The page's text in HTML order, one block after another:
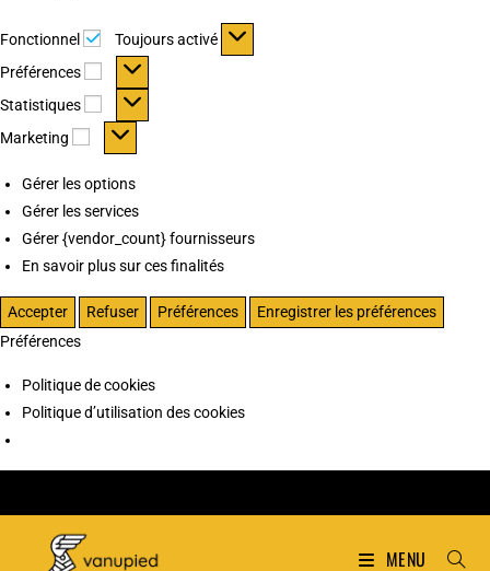
Fonctionnel Fonctionnel
Toujours activé
Préférences
Préférences
Statistiques Statistiques
Marketing Marketing
Gérer les options
Gérer les services
Gérer {vendor_count} fournisseurs
En savoir plus sur ces finalités
Accepter Refuser Préférences
Enregistrer les préférences
Préférences
Politique de cookies
Politique d’utilisation des cookies
MENU